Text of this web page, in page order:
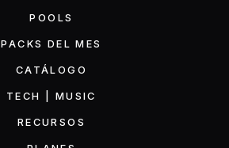
POOLS
PACKS DEL MES
CATÁLOGO
TECH | MUSIC
RECURSOS